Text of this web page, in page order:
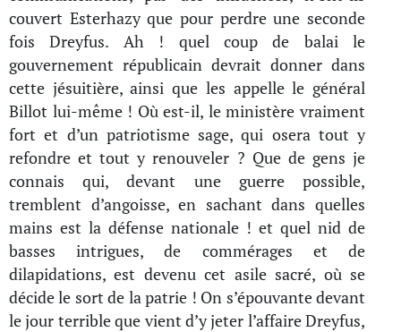
couvert Esterhazy que pour perdre une seconde
fois Dreyfus. Ah ! quel coup de balai le
gouvernement républicain devrait donner dans
cette jésuitière, ainsi que les appelle le général
Billot lui-même ! Où est-il, le ministère vraiment
fort et d’un patriotisme sage, qui osera tout y
refondre et tout y renouveler ? Que de gens je
connais qui, devant une guerre possible,
tremblent d’angoisse, en sachant dans quelles
mains est la défense nationale ! et quel nid de
basses intrigues, de commérages et de
dilapidations, est devenu cet asile sacré, où se
décide le sort de la patrie ! On s’épouvante devant
le jour terrible que vient d’y jeter l’affaire Dreyfus,